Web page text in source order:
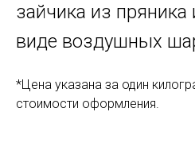
зайчика из
виде воздушных
*Цена указана за один
стоимости оформления.